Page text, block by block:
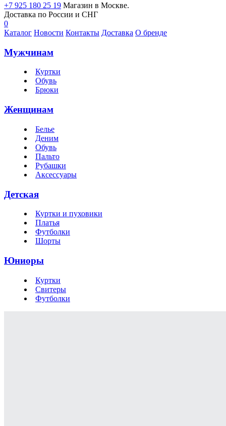
+7 925 180 25 19 Магазин в Москве.
Доставка по России и СНГ
0
Каталог Новости Контакты Доставка О бренде
Мужчинам
Куртки
Обувь
Брюки
Женщинам
Белье
Деним
Обувь
Пальто
Рубашки
Аксессуары
Детская
Куртки и пуховики
Платья
Футболки
Шорты
Юниоры
Куртки
Свитеры
Футболки